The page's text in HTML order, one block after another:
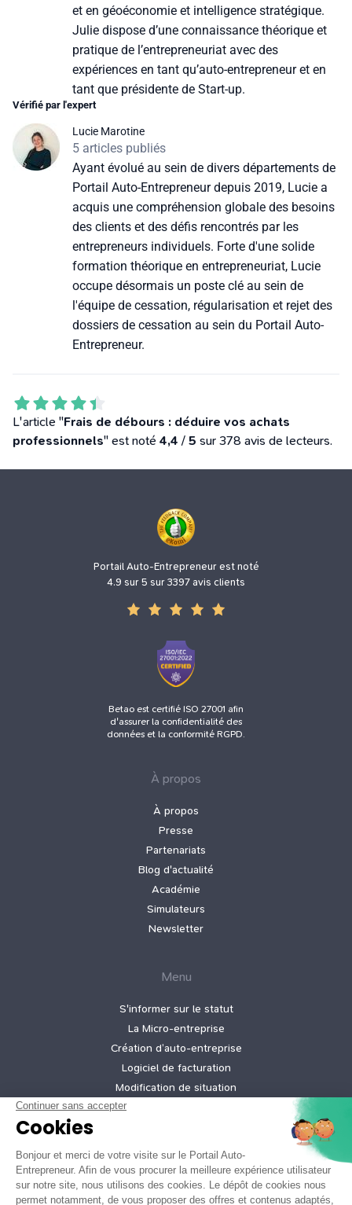
et en géoéconomie et intelligence stratégique.
Julie dispose d’une connaissance théorique et
pratique de l’entrepreneuriat avec des
expériences en tant qu’auto-entrepreneur et en
tant que présidente de Start-up.
Vérifié par l'expert
Lucie Marotine
5 articles publiés
Ayant évolué au sein de divers départements de
Portail Auto-Entrepreneur depuis 2019, Lucie a
acquis une compréhension globale des besoins
des clients et des défis rencontrés par les
entrepreneurs individuels. Forte d'une solide
formation théorique en entrepreneuriat, Lucie
occupe désormais un poste clé au sein de
l'équipe de cessation, régularisation et rejet des
dossiers de cessation au sein du Portail Auto-
Entrepreneur.
L'article "Frais de débours : déduire vos achats
professionnels" est noté 4,4 / 5 sur 378 avis de lecteurs.
Portail Auto-Entrepreneur est noté
4.9 sur 5 sur 3397 avis clients
Betao est certifié ISO 27001 afin
d'assurer la confidentialité des
données et la conformité RGPD.
À propos
À propos
Presse
Partenariats
Blog d'actualité
Académie
Simulateurs
Newsletter
Menu
S'informer sur le statut
La Micro‑entreprise
Création d’auto‑entreprise
Logiciel de facturation
Modification de situation
Création micro-entreprise gratuite
Informations légales